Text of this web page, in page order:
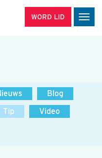
WORD LID
Blog
Tip
Video